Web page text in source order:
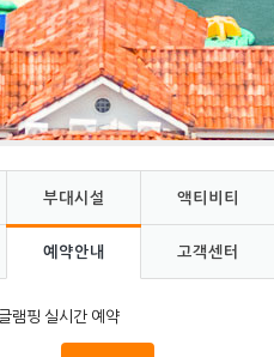
부대시설 액티비티
예약안내 고객센터
램핑 실시간 예약